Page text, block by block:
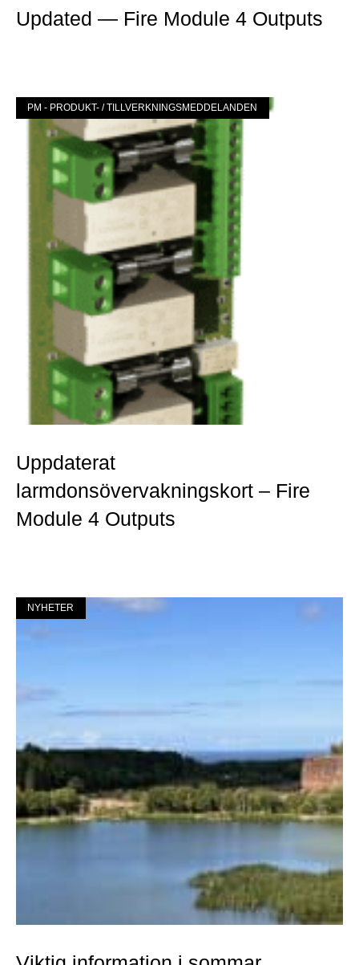
Updated — Fire Module 4 Outputs
PM - PRODUKT- / TILLVERKNINGSMEDDELANDEN
Uppdaterat
larmdonsövervakningskort – Fire
Module 4 Outputs
NYHETER